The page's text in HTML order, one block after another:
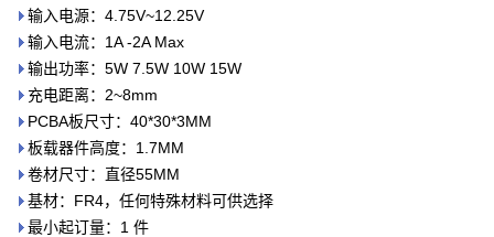
输入电源：4.75V~12.25V
输入电流：1A -2A Max
输出功率：5W 7.5W 10W 15W
充电距离：2~8mm
PCBA板尺寸：40*30*3MM
板载器件高度：1.7MM
卷材尺寸：直径55MM
基材：FR4，任何特殊材料可供选择
最小起订量：1 件